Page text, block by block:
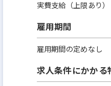
実費支給（上限あり
雇用期間
雇用期間の定めなし
求人条件にかかる